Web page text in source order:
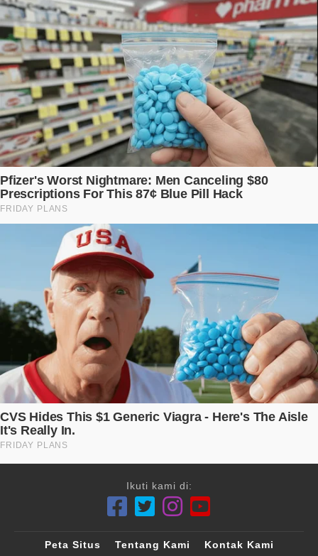
Ikuti kami di:
Peta Situs Tentang Kami Kontak Kami